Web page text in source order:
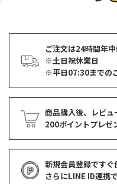
ご注文は24時間年
※土日祝休業日
※平日07:30までの
商品購入後、レビュ
200ポイントプレゼ
新規会員登録ですぐ
さらにLINE ID連携で